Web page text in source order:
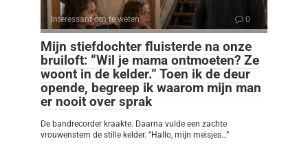
Interessant om te weten 0
Mijn stiefdochter fluisterde na onze
bruiloft: “Wil je mama ontmoeten? Ze
woont in de kelder.” Toen ik de deur
opende, begreep ik waarom mijn man
er nooit over sprak
De bandrecorder kraakte. Daarna vulde een zachte
vrouwenstem de stille kelder. “Hallo, mijn meisjes…”